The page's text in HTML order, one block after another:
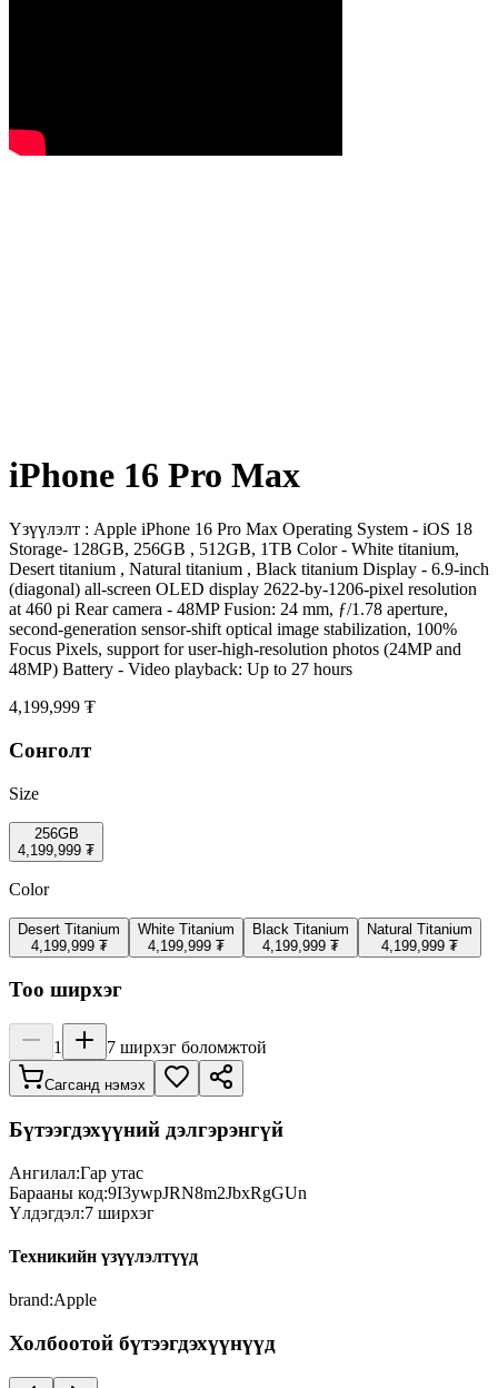
iPhone 16 Pro Max
Үзүүлэлт : Apple iPhone 16 Pro Max Operating System - iOS 18
Storage- 128GB, 256GB , 512GB, 1TB Color - White titanium,
Desert titanium , Natural titanium , Black titanium Display - 6.9‑inch
(diagonal) all‑screen OLED display 2622‑by‑1206-pixel resolution
at 460 pi Rear camera - 48MP Fusion: 24 mm, ƒ/1.78 aperture,
second‑generation sensor‑shift optical image stabilization, 100%
Focus Pixels, support for user‑high‑resolution photos (24MP and
48MP) Battery - Video playback: Up to 27 hours
4,199,999 ₮
Сонголт
Size
256GB
4,199,999 ₮
Color
Desert Titanium
4,199,999 ₮
White Titanium
4,199,999 ₮
Black Titanium
4,199,999 ₮
Natural Titanium
4,199,999 ₮
Тоо ширхэг
1 7 ширхэг боломжтой
Сагсанд нэмэх
Бүтээгдэхүүний дэлгэрэнгүй
Ангилал:Гар утас
Барааны код:9I3ywpJRN8m2JbxRgGUn
Үлдэгдэл:7 ширхэг
Техникийн үзүүлэлтүүд
brand:Apple
Холбоотой бүтээгдэхүүнүүд